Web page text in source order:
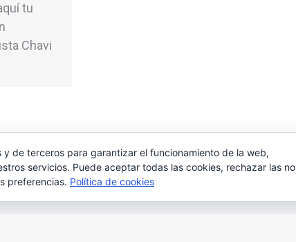
tu
Chavi
y de terceros para garantizar el funcionamiento de la web,
servicios. Puede aceptar todas las cookies, rechazar las no
preferencias. Política de cookies